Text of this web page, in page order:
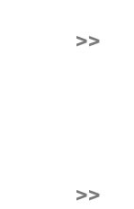
>>
>>